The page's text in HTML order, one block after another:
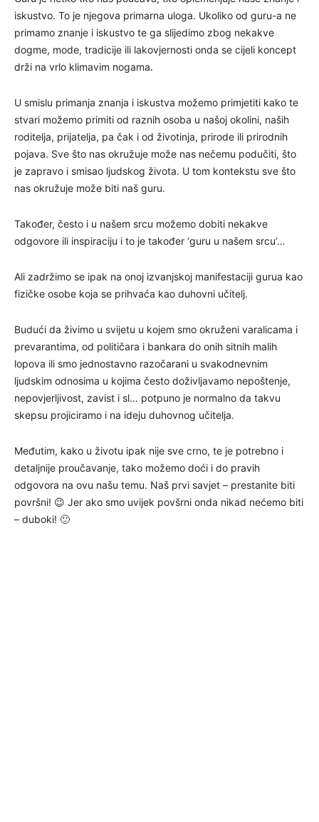
iskustvo. To je njegova primarna uloga. Ukoliko od guru-a ne
primamo znanje i iskustvo te ga slijedimo zbog nekakve
dogme, mode, tradicije ili lakovjernosti onda se cijeli koncept
drži na vrlo klimavim nogama.
U smislu primanja znanja i iskustva možemo primjetiti kako te
stvari možemo primiti od raznih osoba u našoj okolini, naših
roditelja, prijatelja, pa čak i od životinja, prirode ili prirodnih
pojava. Sve što nas okružuje može nas nečemu podučiti, što
je zapravo i smisao ljudskog života. U tom kontekstu sve što
nas okružuje može biti naš guru.
Također, često i u našem srcu možemo dobiti nekakve
odgovore ili inspiraciju i to je također ‘guru u našem srcu’…
Ali zadržimo se ipak na onoj izvanjskoj manifestaciji gurua kao
fizičke osobe koja se prihvaća kao duhovni učitelj.
Budući da živimo u svijetu u kojem smo okruženi varalicama i
prevarantima, od političara i bankara do onih sitnih malih
lopova ili smo jednostavno razočarani u svakodnevnim
ljudskim odnosima u kojima često doživljavamo nepoštenje,
nepovjerljivost, zavist i sl… potpuno je normalno da takvu
skepsu projiciramo i na ideju duhovnog učitelja.
Međutim, kako u životu ipak nije sve crno, te je potrebno i
detaljnije proučavanje, tako možemo doći i do pravih
odgovora na ovu našu temu. Naš prvi savjet – prestanite biti
površni! 😉 Jer ako smo uvijek povšrni onda nikad nećemo biti
– duboki! 🙂